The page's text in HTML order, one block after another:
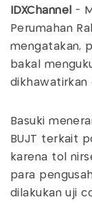
IDXChannel
-
Perumahan
mengatakan,
bakal
dikhawatirkan
Basuki
BUJT terkait
karena tol
para
dilakukan uji